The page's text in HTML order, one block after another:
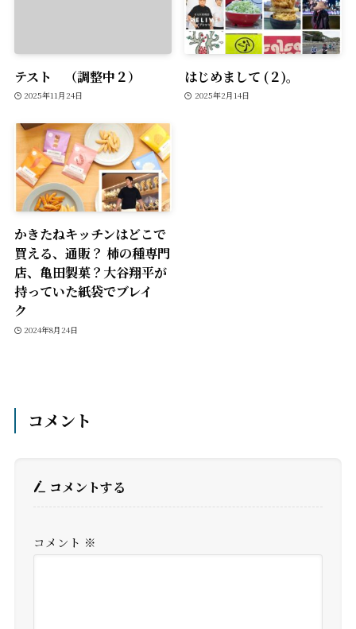
テスト （調整中２）
2025年11月24日
はじめまして (２)。
2025年2月14日
かきたねキッチンはどこで
買える、通販？ 柿の種専門
店、亀田製菓？大谷翔平が
持っていた紙袋でブレイ
ク
2024年8月24日
コメント
コメントする
コメント ※